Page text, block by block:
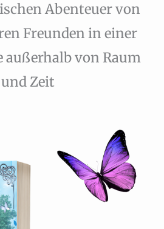
Abenteuer von
Freunden in einer
außerhalb von Raum
und Zeit